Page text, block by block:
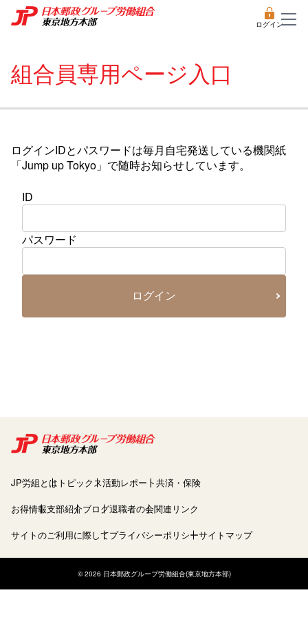
ログイン
組合員専用ページ入口
ログインIDとパスワードは毎月自宅発送している機関紙
「Jump up Tokyo」で随時お知らせしています。
ID
パスワード
ログイン
JP労組とは トピックス活動レポート共済・保険
お得情報支部紹介ブログ退職者の会関連リンク
サイトのご利用に際してプライバシーポリシーサイトマップ
© 2026 日本郵政グループ労働組合(東京地方本部)